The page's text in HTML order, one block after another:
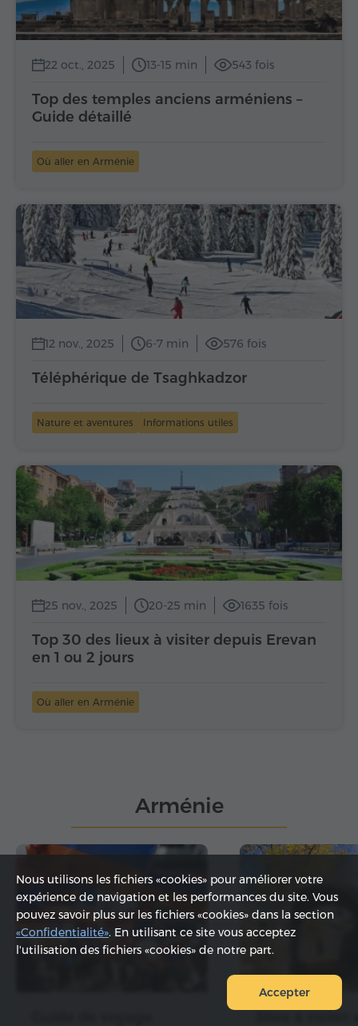
22 oct., 2025 13-15 min 543 fois
Top des temples anciens arméniens –
Guide détaillé
Où aller en Arménie
12 nov., 2025 6-7 min 576 fois
Téléphérique de Tsaghkadzor
Nature et aventures Informations utiles
25 nov., 2025 20-25 min 1635 fois
Top 30 des lieux à visiter depuis Erevan
en 1 ou 2 jours
Où aller en Arménie
Arménie
Nous utilisons les fichiers «cookies» pour améliorer votre
expérience de navigation et les performances du site. Vous
pouvez savoir plus sur les fichiers «cookies» dans la section
«Confidentialité». En utilisant ce site vous acceptez
l'utilisation des fichiers «cookies» de notre part.
Accepter